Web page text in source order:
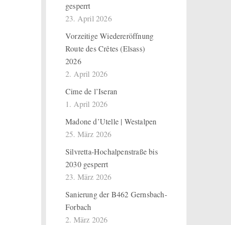
gesperrt
23. April 2026
Vorzeitige Wiedereröffnung
Route des Crêtes (Elsass)
2026
2. April 2026
Cime de l’Iseran
1. April 2026
Madone d’Utelle | Westalpen
25. März 2026
Silvretta-Hochalpenstraße bis
2030 gesperrt
23. März 2026
Sanierung der B462 Gernsbach-
Forbach
2. März 2026